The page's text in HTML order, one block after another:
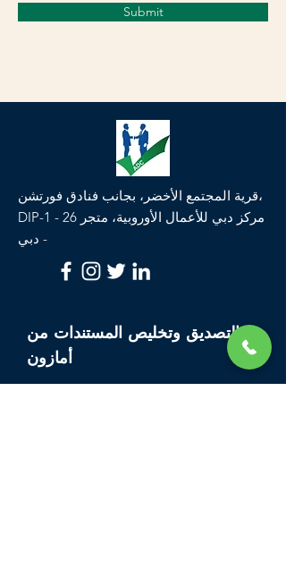
Submit
قرية المجتمع الأخضر، بجانب فنادق فورتشن،
DIP-1 - مركز دبي للأعمال الأوروبية، متجر 26
- دبي
التصديق وتخليص المستندات من
أمازون
بيت